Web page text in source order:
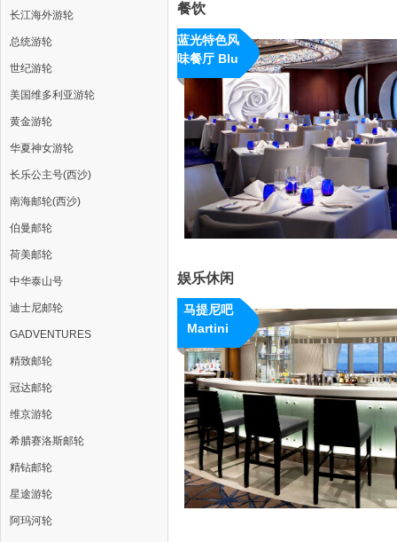
长江海外游轮
总统游轮
世纪游轮
美国维多利亚游轮
黄金游轮
华夏神女游轮
长乐公主号(西沙)
南海邮轮(西沙)
伯曼邮轮
荷美邮轮
中华泰山号
迪士尼邮轮
GADVENTURES
精致邮轮
冠达邮轮
维京游轮
希腊赛洛斯邮轮
精钻邮轮
星途游轮
阿玛河轮
餐饮
蓝光特色风
味餐厅 Blu
Restaurant
娱乐休闲
马提尼吧
Martini
Bar